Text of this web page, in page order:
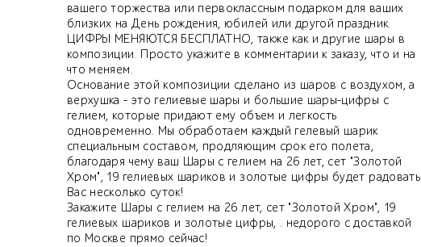
вашего торжества или первоклассным подарком для ваших
близких на День рождения, юбилей или другой праздник.
ЦИФРЫ МЕНЯЮТСЯ БЕСПЛАТНО, также как и другие шары в
композиции. Просто укажите в комментарии к заказу, что и на
что меняем.
Основание этой композиции сделано из шаров с воздухом, а
верхушка - это гелиевые шары и большие шары-цифры с
гелием, которые придают ему объем и легкость
одновременно. Мы обработаем каждый гелевый шарик
специальным составом, продляющим срок его полета,
благодаря чему ваш Шары с гелием на 26 лет, сет "Золотой
Хром", 19 гелиевых шариков и золотые цифры будет радовать
Вас несколько суток!
Закажите Шары с гелием на 26 лет, сет "Золотой Хром", 19
гелиевых шариков и золотые цифры, . недорого с доставкой
по Москве прямо сейчас!